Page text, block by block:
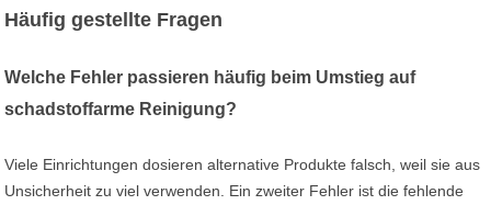
Häufig gestellte Fragen
Welche Fehler passieren häufig beim Umstieg auf
schadstoffarme Reinigung?
Viele Einrichtungen dosieren alternative Produkte falsch, weil sie aus
Unsicherheit zu viel verwenden. Ein zweiter Fehler ist die fehlende